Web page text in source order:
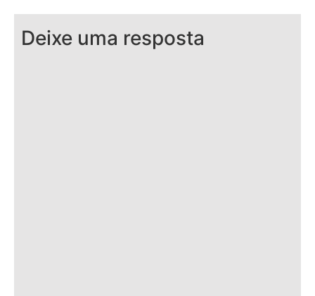
Deixe uma resposta